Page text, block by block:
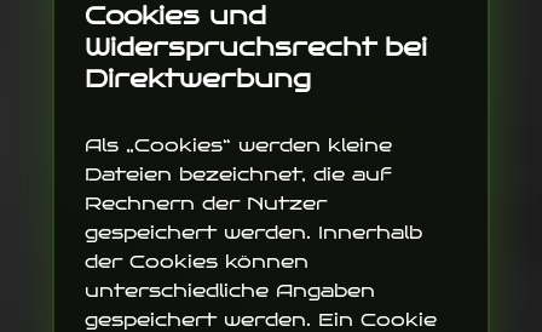
Cookies und
Widerspruchsrecht bei
Direktwerbung
Als „Cookies“ werden kleine
Dateien bezeichnet, die auf
Rechnern der Nutzer
gespeichert werden. Innerhalb
der Cookies können
unterschiedliche Angaben
gespeichert werden. Ein Cookie